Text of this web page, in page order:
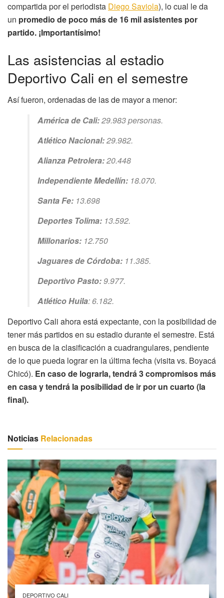
compartida por el periodista Diego Saviola), lo cual le da
un promedio de poco más de 16 mil asistentes por
partido. ¡Importantísimo!
Las asistencias al estadio
Deportivo Cali en el semestre
Así fueron, ordenadas de las de mayor a menor:
América de Cali:29.983 personas.
Atlético Nacional:29.982.
Alianza Petrolera:20.448
Independiente Medellín: 18.070.
Santa Fe: 13.698
Deportes Tolima: 13.592.
Millonarios: 12.750
Jaguares de Córdoba: 11.385.
Deportivo Pasto:9.977.
Atlético Huila: 6.182.
Deportivo Cali ahora está expectante, con la posibilidad de
tener más partidos en su estadio durante el semestre. Está
en busca de la clasificación a cuadrangulares, pendiente
de lo que pueda lograr en la última fecha (visita vs. Boyacá
Chicó). En caso de lograrla, tendrá 3 compromisos más
en casa y tendrá la posibilidad de ir por un cuarto (la
final).
Noticias Relacionadas
DEPORTIVO CALI